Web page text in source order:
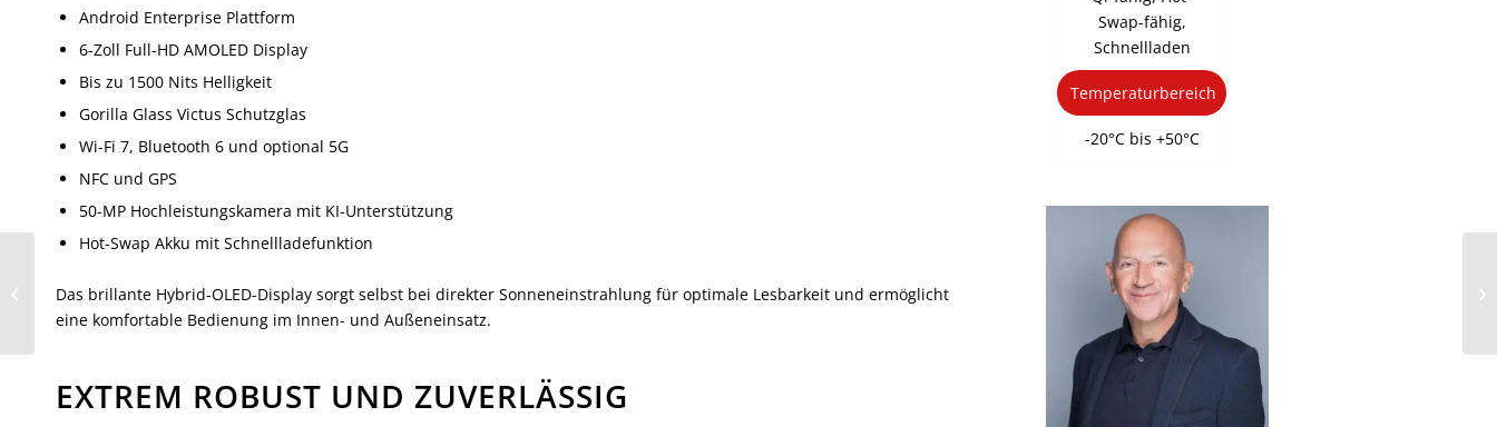
Android Enterprise Plattform
6-Zoll Full-HD AMOLED Display
Bis zu 1500 Nits Helligkeit
Gorilla Glass Victus Schutzglas
Wi-Fi 7, Bluetooth 6 und optional 5G
NFC und GPS
50-MP Hochleistungskamera mit KI-Unterstützung
Hot-Swap Akku mit Schnellladefunktion
Das brillante Hybrid-OLED-Display sorgt selbst bei direkter Sonneneinstrahlung für optimale Lesbarkeit und ermöglicht
eine komfortable Bedienung im Innen- und Außeneinsatz.
EXTREM ROBUST UND ZUVERLÄSSIG
Swap-fähig,
Schnellladen
Temperaturbereich
-20°C bis +50°C
Zebra TC701